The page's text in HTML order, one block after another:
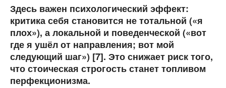
Здесь важен психологический эффект:
критика себя становится не тотальной («я
плох»), а локальной и поведенческой («вот
где я ушёл от направления; вот мой
следующий шаг») [7]. Это снижает риск того,
что стоическая строгость станет топливом
перфекционизма.